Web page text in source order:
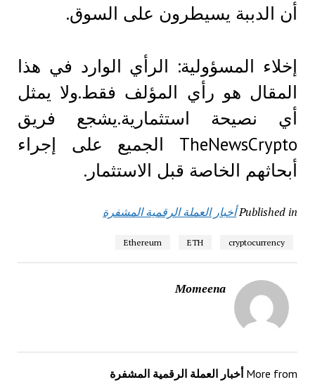
أن الدببة يسيطرون على السوق.
إخلاء المسؤولية: الرأي الوارد في هذا
المقال هو رأي المؤلف فقط.ولا يمثل
أي نصيحة استثمارية.يشجع فريق
TheNewsCrypto الجميع على إجراء
أبحاثهم الخاصة قبل الاستثمار.
Published inأخبار العملة الرقمية المشفرة
cryptocurrency
ETH
Ethereum
Momeena
More from أخبار العملة الرقمية المشفرة